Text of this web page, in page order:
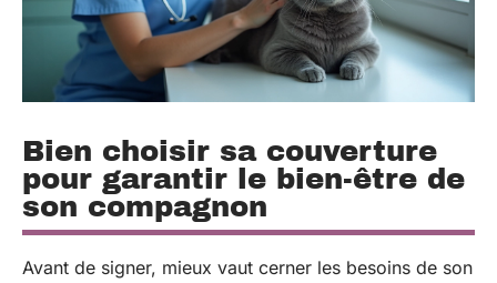
Bien choisir sa couverture
pour garantir le bien-être de
son compagnon
Avant de signer, mieux vaut cerner les besoins de son